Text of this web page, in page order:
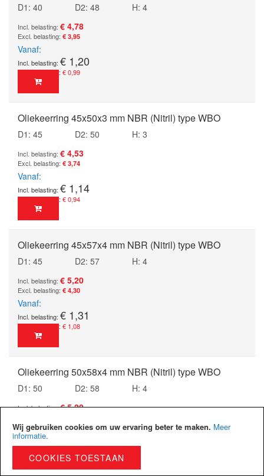
Wij gebruiken cookies om uw ervaring beter te maken. Meer
informatie.
COOKIES TOESTAAN
D1: 40 D2: 48
H: 4
€ 4,78
€ 3,95
Vanaf
€ 1,20
€ 0,99
Oliekeerring 45x50x3 mm NBR (Nitril) type WBO
D1: 45 D2: 50
H: 3
€ 4,53
€ 3,74
Vanaf
€ 1,14
€ 0,94
Oliekeerring 45x57x4 mm NBR (Nitril) type WBO
D1: 45 D2: 57
H: 4
€ 5,20
€ 4,30
Vanaf
€ 1,31
€ 1,08
Oliekeerring 50x58x4 mm NBR (Nitril) type WBO
D1: 50 D2: 58
H: 4
€ 5,20
Vanaf
€ 1,08